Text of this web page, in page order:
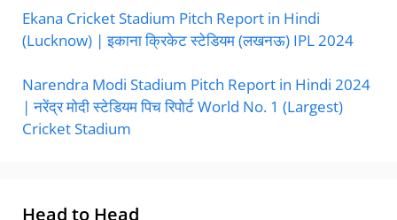
Ekana Cricket Stadium Pitch Report in Hindi
(Lucknow) | इकाना क्रिकेट स्टेडियम (लखनऊ) IPL 2024
Narendra Modi Stadium Pitch Report in Hindi 2024
| नरेंद्र मोदी स्टेडियम पिच रिपोर्ट World No. 1 (Largest)
Cricket Stadium
Head to Head